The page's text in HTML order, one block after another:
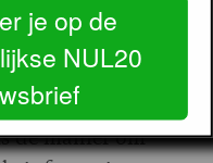
van internet
de manier om
je op de
NUL20